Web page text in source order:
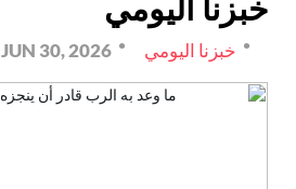
خبزنا اليومي
خبزنا اليومي JUN 30, 2026